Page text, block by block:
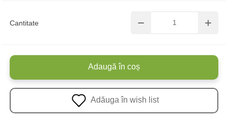
Cantitate
Adaugă în coș
Adăuga în wish list